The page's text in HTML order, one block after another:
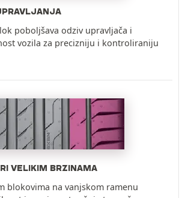
poboljšava odziv upravljača i
vozila za precizniju i kontroliraniju
VELIKIM BRZINAMA
blokovima na vanjskom ramenu